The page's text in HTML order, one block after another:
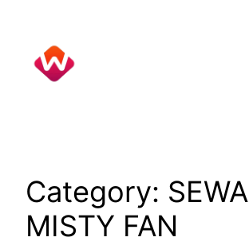
Category: SEWA
MISTY FAN